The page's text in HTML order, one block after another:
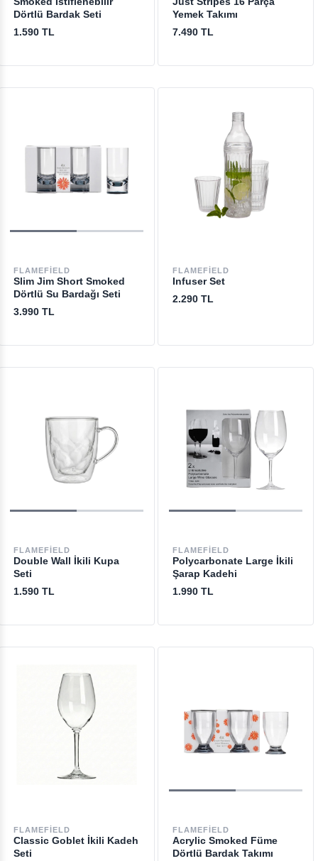
Dörtlü Bardak Seti
1.590 TL
Yemek Takımı
7.490 TL
FLAMEFIELD
Slim Jim Short Smoked
Dörtlü Su Bardağı Seti
3.990 TL
FLAMEFIELD
Infuser Set
2.290 TL
FLAMEFIELD
Double Wall İkili Kupa
Seti
1.590 TL
FLAMEFIELD
Polycarbonate Large İkili
Şarap Kadehi
1.990 TL
FLAMEFIELD
Classic Goblet İkili Kadeh
Seti
FLAMEFIELD
Acrylic Smoked Füme
Dörtlü Bardak Takımı